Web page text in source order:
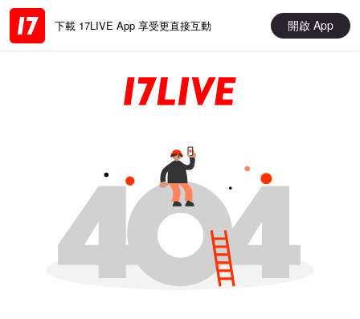
下載 17LIVE App 享受更直接互動 開啟 App